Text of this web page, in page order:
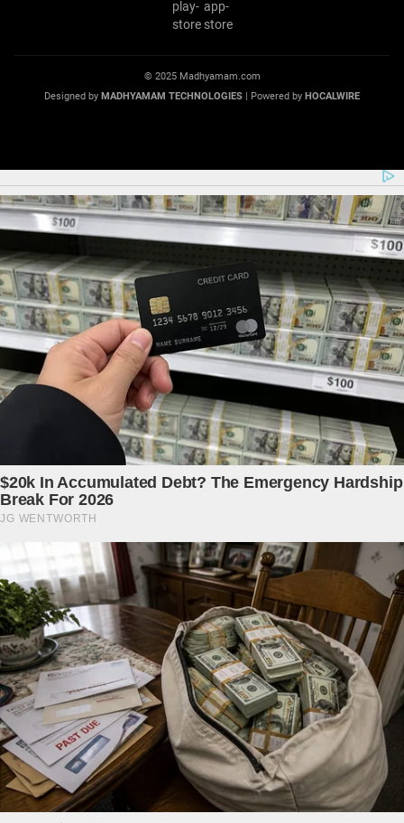
© 2025 Madhyamam.com
Designed by MADHYAMAM TECHNOLOGIES | Powered by HOCALWIRE